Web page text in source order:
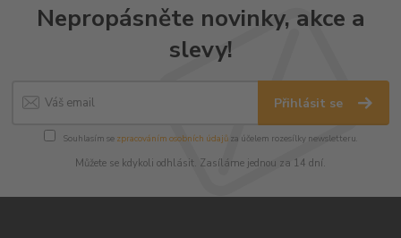
Nepropásněte novinky, akce a
slevy!
Přihlásit se
Souhlasím se zpracováním osobních údajůza účelem rozesílky newsletteru.
Můžete se kdykoli odhlásit. Zasíláme jednou za 14 dní.